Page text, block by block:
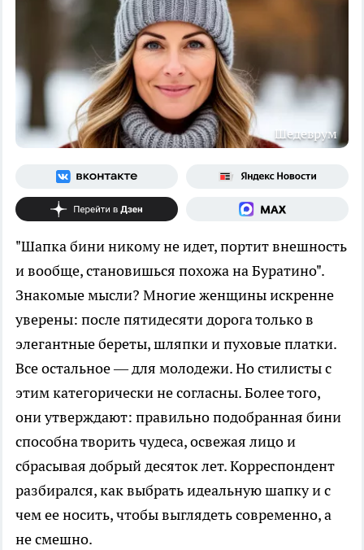
Шедеврум
"Шапка бини никому не идет, портит внешность
и вообще, становишься похожа на Буратино".
Знакомые мысли? Многие женщины искренне
уверены: после пятидесяти дорога только в
элегантные береты, шляпки и пуховые платки.
Все остальное — для молодежи. Но стилисты с
этим категорически не согласны. Более того,
они утверждают: правильно подобранная бини
способна творить чудеса, освежая лицо и
сбрасывая добрый десяток лет. Корреспондент
разбирался, как выбрать идеальную шапку и с
чем ее носить, чтобы выглядеть современно, а
не смешно.